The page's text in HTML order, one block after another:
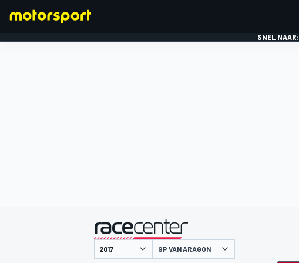
SNEL NAAR:
gepresenteerd door
GP VAN ARAGON